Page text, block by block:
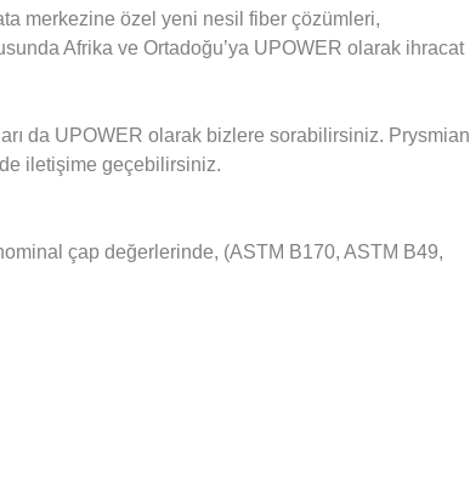
merkezine özel yeni nesil fiber çözümleri,
Afrika ve Ortadoğu’ya UPOWER olarak ihracat
da UPOWER olarak bizlere sorabilirsiniz. Prysmian
iletişime geçebilirsiniz.
çap değerlerinde, (ASTM B170, ASTM B49,